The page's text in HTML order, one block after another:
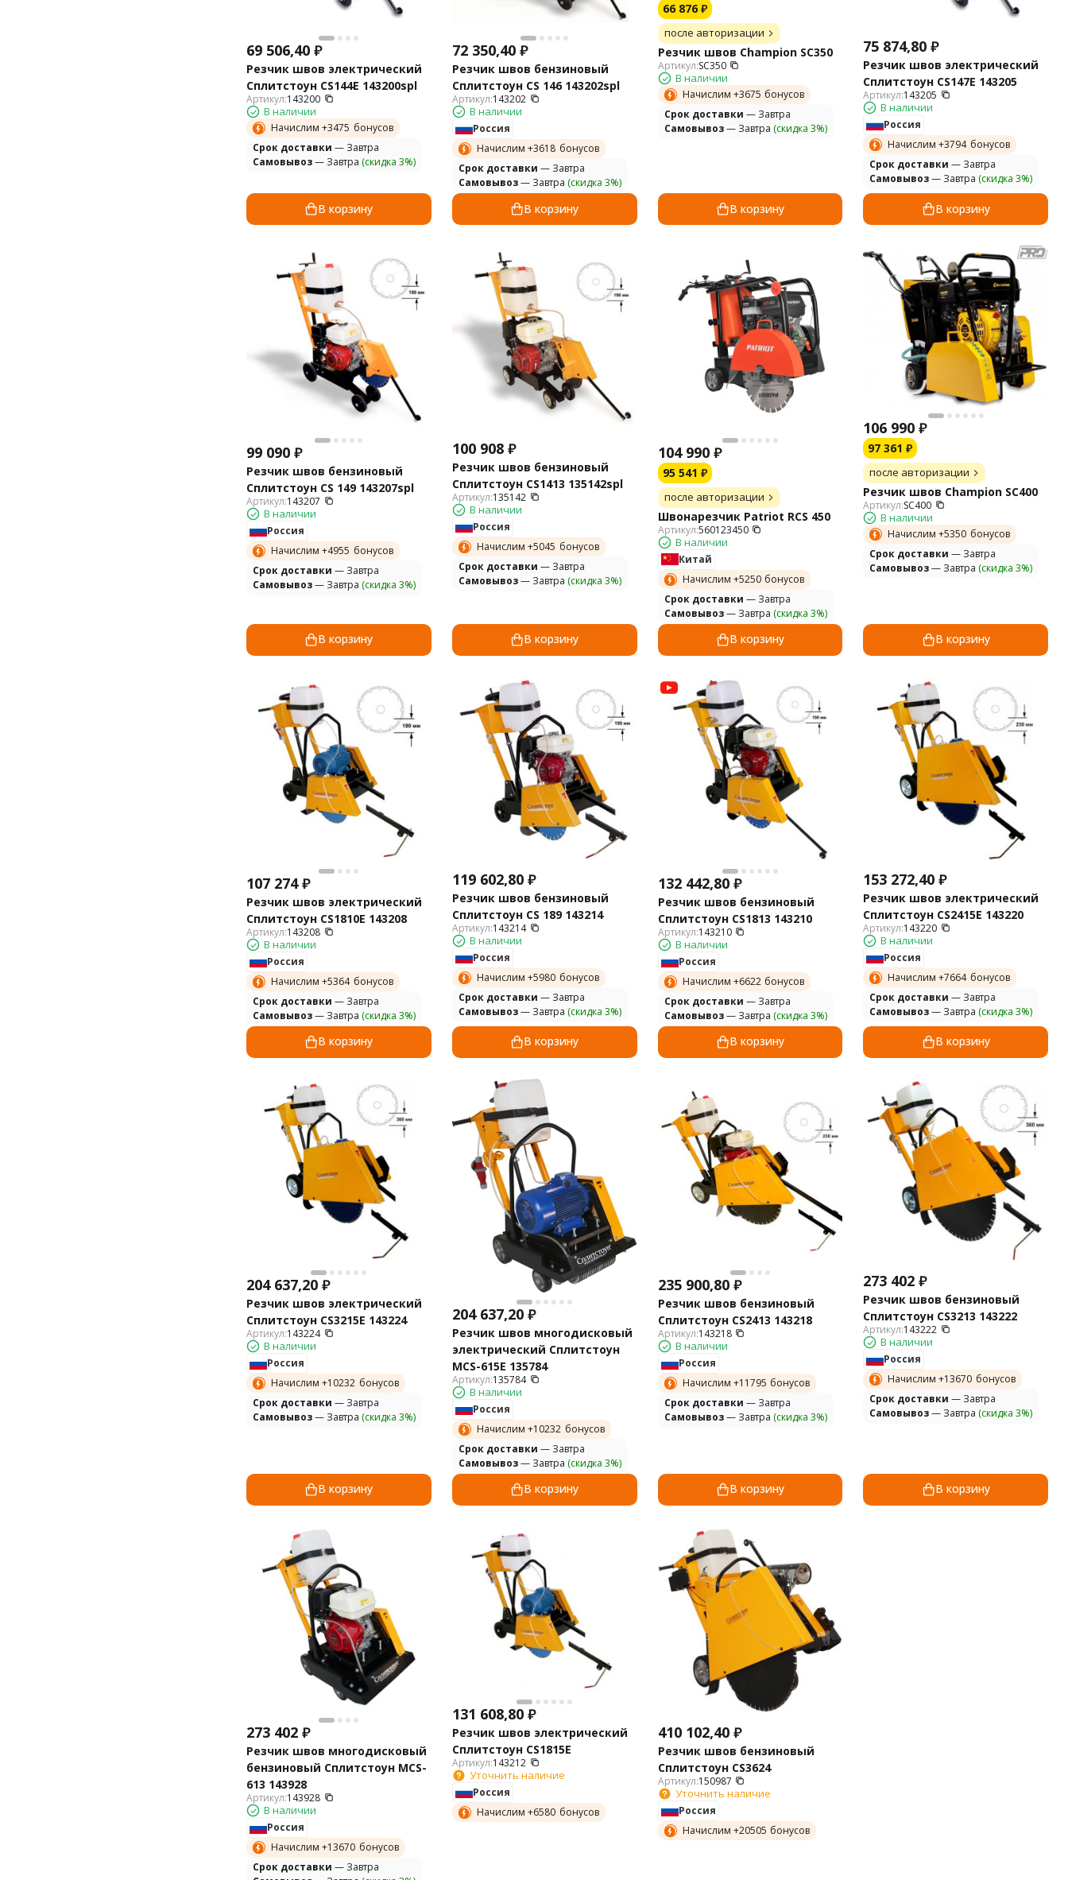
69 506,40 ₽
Резчик швов электрический
Сплитстоун CS144E 143200spl
Артикул:143200
В наличии
Начислим +3475 бонусов
Cрок доставки — Завтра
Самовывоз— Завтра (скидка 3%)
В корзину
72 350,40 ₽
Резчик швов бензиновый
Сплитстоун CS 146 143202spl
Артикул:143202
В наличии
Россия
Начислим +3618 бонусов
Cрок доставки — Завтра
Самовывоз— Завтра (скидка 3%)
В корзину
66 876 ₽
после авторизации
Резчик швов Champion SC350
Артикул:SC350
В наличии
Начислим +3675 бонусов
Cрок доставки — Завтра
Самовывоз— Завтра (скидка 3%)
В корзину
75 874,80 ₽
Резчик швов электрический
Сплитстоун CS147E 143205
Артикул:143205
В наличии
Россия
Начислим +3794 бонусов
Cрок доставки — Завтра
Самовывоз— Завтра (скидка 3%)
В корзину
99 090 ₽
Резчик швов бензиновый
Сплитстоун CS 149 143207spl
Артикул:143207
В наличии
Россия
Начислим +4955 бонусов
Cрок доставки — Завтра
Самовывоз— Завтра (скидка 3%)
В корзину
100 908 ₽
Резчик швов бензиновый
Сплитстоун CS1413 135142spl
Артикул:135142
В наличии
Россия
Начислим +5045 бонусов
Cрок доставки — Завтра
Самовывоз— Завтра (скидка 3%)
В корзину
104 990 ₽
95 541 ₽
после авторизации
Швонарезчик Patriot RCS 450
Артикул:560123450
В наличии
Китай
Начислим +5250 бонусов
Cрок доставки — Завтра
Самовывоз— Завтра (скидка 3%)
В корзину
106 990 ₽
97 361 ₽
после авторизации
Резчик швов Champion SC400
Артикул:SC400
В наличии
Начислим +5350 бонусов
Cрок доставки — Завтра
Самовывоз— Завтра (скидка 3%)
В корзину
107 274 ₽
Резчик швов электрический
Сплитстоун CS1810E 143208
Артикул:143208
В наличии
Россия
Начислим +5364 бонусов
Cрок доставки — Завтра
Самовывоз— Завтра (скидка 3%)
В корзину
119 602,80 ₽
Резчик швов бензиновый
Сплитстоун CS 189 143214
Артикул:143214
В наличии
Россия
Начислим +5980 бонусов
Cрок доставки — Завтра
Самовывоз— Завтра (скидка 3%)
В корзину
132 442,80 ₽
Резчик швов бензиновый
Сплитстоун CS1813 143210
Артикул:143210
В наличии
Россия
Начислим +6622 бонусов
Cрок доставки — Завтра
Самовывоз— Завтра (скидка 3%)
В корзину
153 272,40 ₽
Резчик швов электрический
Сплитстоун CS2415E 143220
Артикул:143220
В наличии
Россия
Начислим +7664 бонусов
Cрок доставки — Завтра
Самовывоз— Завтра (скидка 3%)
В корзину
204 637,20 ₽
Резчик швов электрический
Сплитстоун CS3215E 143224
Артикул:143224
В наличии
Россия
Начислим +10232 бонусов
Cрок доставки — Завтра
Самовывоз— Завтра (скидка 3%)
В корзину
204 637,20 ₽
Резчик швов многодисковый
электрический Сплитстоун
MCS-615E 135784
Артикул:135784
В наличии
Россия
Начислим +10232 бонусов
Cрок доставки — Завтра
Самовывоз— Завтра (скидка 3%)
В корзину
235 900,80 ₽
Резчик швов бензиновый
Сплитстоун CS2413 143218
Артикул:143218
В наличии
Россия
Начислим +11795 бонусов
Cрок доставки — Завтра
Самовывоз— Завтра (скидка 3%)
В корзину
273 402 ₽
Резчик швов бензиновый
Сплитстоун CS3213 143222
Артикул:143222
В наличии
Россия
Начислим +13670 бонусов
Cрок доставки — Завтра
Самовывоз— Завтра (скидка 3%)
В корзину
273 402 ₽
Резчик швов многодисковый
бензиновый Сплитстоун MCS-
613 143928
Артикул:143928
В наличии
Россия
Начислим +13670 бонусов
Cрок доставки — Завтра
131 608,80 ₽
Резчик швов электрический
Сплитстоун CS1815Е
Артикул:143212
Уточнить наличие
Россия
Начислим +6580 бонусов
410 102,40 ₽
Резчик швов бензиновый
Сплитстоун CS3624
Артикул:150987
Уточнить наличие
Россия
Начислим +20505 бонусов